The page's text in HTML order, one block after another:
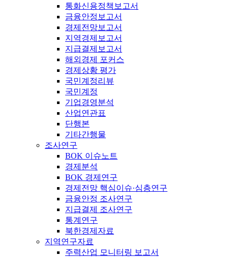
통화신용정책보고서
금융안정보고서
경제전망보고서
지역경제보고서
지급결제보고서
해외경제 포커스
경제상황 평가
국민계정리뷰
국민계정
기업경영분석
산업연관표
단행본
기타간행물
조사연구
BOK 이슈노트
경제분석
BOK 경제연구
경제전망 핵심이슈·심층연구
금융안정 조사연구
지급결제 조사연구
통계연구
북한경제자료
지역연구자료
주력산업 모니터링 보고서